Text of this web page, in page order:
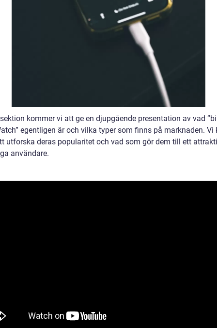
kommer vi att ge en djupgående presentation av vad
egentligen är och vilka typer som finns på marknaden. Vi
utforska deras popularitet och vad som gör dem till ett
användare.